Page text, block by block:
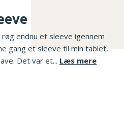
endnu et sleeve igennem
gang et sleeve til min tablet,
Det var et... Læs mere